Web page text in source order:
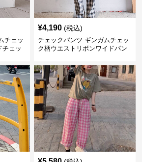
チェッ
チェッ
¥4,190 (税込)
チェックパンツ ギンガムチェッ
ク柄ウエストリボンワイドパン